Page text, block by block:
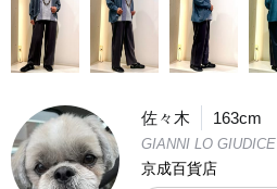
佐々木 163cm
GIANNI LO GIUDICE
京成百貨店